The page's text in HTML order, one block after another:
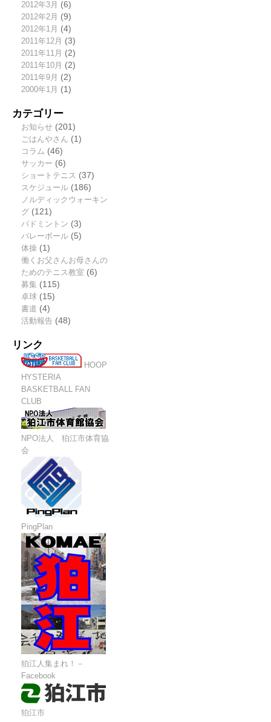
2012年3月 (6)
2012年2月 (9)
2012年1月 (4)
2011年12月 (3)
2011年11月 (2)
2011年10月 (2)
2011年9月 (2)
2000年1月 (1)
カテゴリー
お知らせ(201)
ごはんやさん (1)
コラム (46)
サッカー (6)
ショートテニス (37)
スケジュール(186)
ノルディックウォーキン
グ(121)
バドミントン (3)
バレーボール(5)
体操(1)
働くお父さんお母さんの
ためのテニス教室 (6)
募集 (115)
卓球 (15)
書道 (4)
活動報告(48)
リンク
HOOP
HYSTERIA
BASKETBALL FAN
CLUB
NPO法人 狛江市体育協
会
PingPlan
狛江人集まれ！－
Facebook
狛江市